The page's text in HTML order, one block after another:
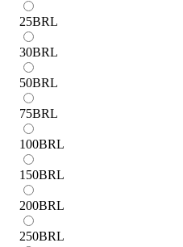
25BRL
30BRL
50BRL
75BRL
100BRL
150BRL
200BRL
250BRL